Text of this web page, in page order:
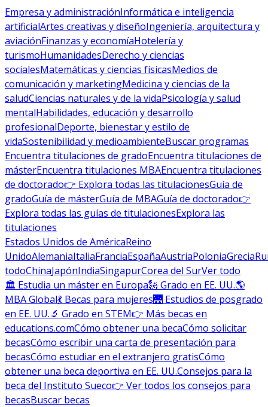
Empresa y administraciónInformática e inteligencia
artificialArtes creativas y diseñoIngeniería, arquitectura y
aviaciónFinanzas y economíaHotelería y
turismoHumanidadesDerecho y ciencias
socialesMatemáticas y ciencias físicasMedios de
comunicación y marketingMedicina y ciencias de la
saludCiencias naturales y de la vidaPsicología y salud
mentalHabilidades, educación y desarrollo
profesionalDeporte, bienestar y estilo de
vidaSostenibilidad y medioambienteBuscar programas
Encuentra titulaciones de gradoEncuentra titulaciones de
másterEncuentra titulaciones MBAEncuentra titulaciones
de doctorado👉 Explora todas las titulacionesGuía de
gradoGuía de másterGuía de MBAGuía de doctorado👉
Explora todas las guías de titulacionesExplora las
titulaciones
Estados Unidos de AméricaReino
UnidoAlemaniaItaliaFranciaEspañaAustriaPoloniaGrecia
todoChinaJapónIndiaSingapurCorea del SurVer todo
🏛 Estudia un máster en Europa🗽 Grado en EE. UU.🌎
MBA Global💃 Becas para mujeres🌉 Estudios de posgrado
en EE. UU.🔬 Grado en STEM👉 Más becas en
educations.comCómo obtener una becaCómo solicitar
becasCómo escribir una carta de presentación para
becasCómo estudiar en el extranjero gratisCómo
obtener una beca deportiva en EE. UU.Consejos para la
beca del Instituto Sueco👉 Ver todos los consejos para
becasBuscar becas